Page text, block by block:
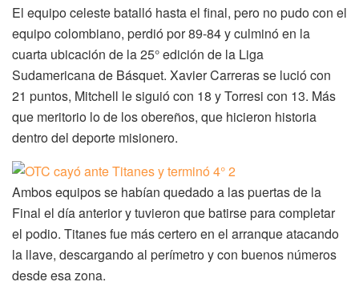
El equipo celeste batalló hasta el final, pero no pudo con el
equipo colombiano, perdió por 89-84 y culminó en la
cuarta ubicación de la 25° edición de la Liga
Sudamericana de Básquet. Xavier Carreras se lució con
21 puntos, Mitchell le siguió con 18 y Torresi con 13. Más
que meritorio lo de los obereños, que hicieron historia
dentro del deporte misionero.
Ambos equipos se habían quedado a las puertas de la
Final el día anterior y tuvieron que batirse para completar
el podio. Titanes fue más certero en el arranque atacando
la llave, descargando al perímetro y con buenos números
desde esa zona.